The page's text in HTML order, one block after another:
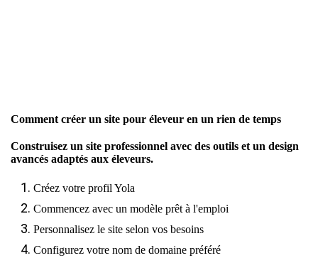
Comment créer un site pour éleveur en un rien de temps
Construisez un site professionnel avec des outils et un design
avancés adaptés aux éleveurs.
Créez votre profil Yola
Commencez avec un modèle prêt à l'emploi
Personnalisez le site selon vos besoins
Configurez votre nom de domaine préféré